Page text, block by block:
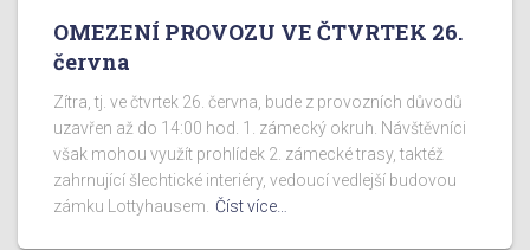
OMEZENÍ PROVOZU VE ČTVRTEK 26.
června
Zítra, tj. ve čtvrtek 26. června, bude z provozních důvodů
uzavřen až do 14:00 hod. 1. zámecký okruh. Návštěvníci
však mohou využít prohlídek 2. zámecké trasy, taktéž
zahrnující šlechtické interiéry, vedoucí vedlejší budovou
zámku Lottyhausem.
Číst více…